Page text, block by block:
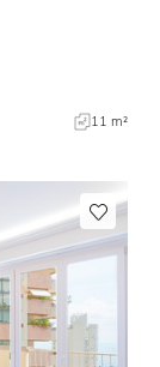
11 m²